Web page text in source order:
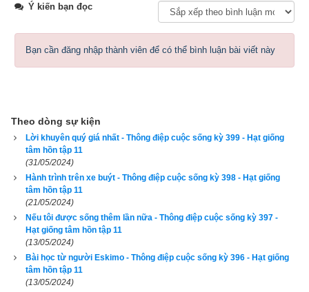
con như năm cuộn lông đủ kích cỡ chạy ra, duy có một chú bị
tụt lại sau khá xa. Ngay lập tức, cậu bé chú ý tới chú chó
chậm
ông chủ giải thích rằng nó bị tật ở khớp hông và nó sẽ bị khập
khiễng suốt đời. Nghe thế, cậu bé tỏ ra rất xúc động.
- Đó chính là con chó cháu muốn mua. - Cậu nói với giọng
quả quyết.
- Nếu cháu muốn mua con chó đó, bác sẽ tặng cháu. Nhưng
bác biết cháu sẽ không thích nó đâu.
Cậu bé nhìn thẳng vào mắt ông chủ cửa hàng:
Ý kiến bạn đọc
Bạn cần đăng nhập thành viên để có thể bình luận bài viết này
Theo dòng sự kiện
Lời khuyên quý giá nhất - Thông điệp cuộc sống kỳ 399 - Hạt giống
tâm hồn tập 11
(31/05/2024)
Hành trình trên xe buýt - Thông điệp cuộc sống kỳ 398 - Hạt giống
tâm hồn tập 11
(21/05/2024)
Nếu tôi được sống thêm lần nữa - Thông điệp cuộc sống kỳ 397 -
Hạt giống tâm hồn tập 11
(13/05/2024)
Bài học từ người Eskimo - Thông điệp cuộc sống kỳ 396 - Hạt giống
tâm hồn tập 11
(13/05/2024)